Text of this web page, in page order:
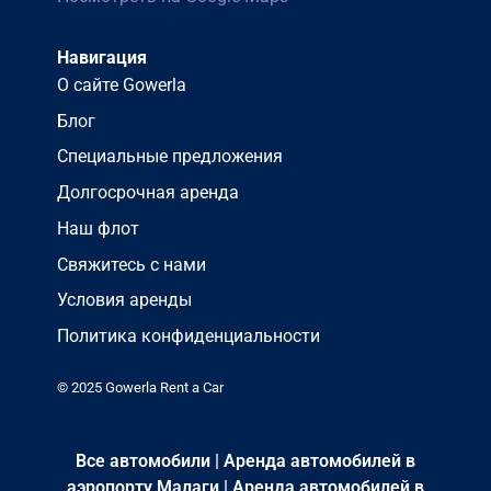
Навигация
О сайте Gowerla
Блог
Специальные предложения
Долгосрочная аренда
Наш флот
Свяжитесь с нами
Условия аренды
Политика конфиденциальности
© 2025 Gowerla Rent a Car
Все автомобили | Аренда автомобилей в
аэропорту Малаги | Аренда автомобилей в